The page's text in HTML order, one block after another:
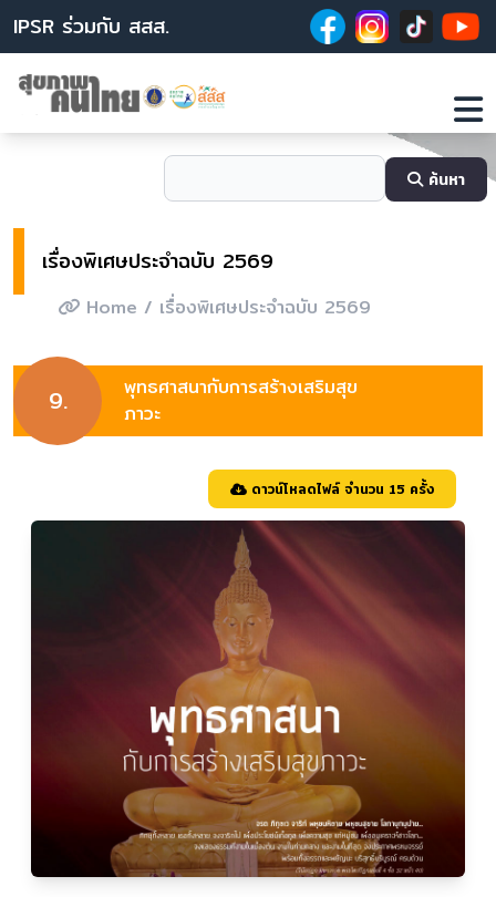
IPSR ร่วมกับ สสส.
ค้นหา
เรื่องพิเศษประจำฉบับ 2569
Home / เรื่องพิเศษประจำฉบับ 2569
9.
พุทธศาสนากับการสร้างเสริมสุข
ภาวะ
ดาวน์โหลดไฟล์ จำนวน 15 ครั้ง